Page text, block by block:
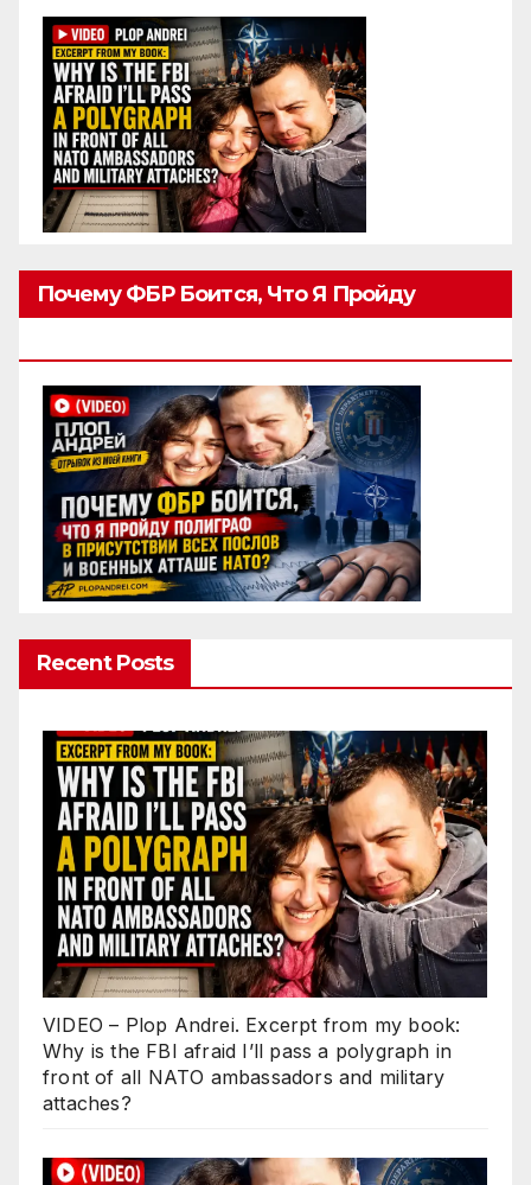
Почему ФБР Боится, Что Я Пройду
Recent Posts
VIDEO – Plop Andrei. Excerpt from my book:
Why is the FBI afraid I’ll pass a polygraph in
front of all NATO ambassadors and military
attaches?